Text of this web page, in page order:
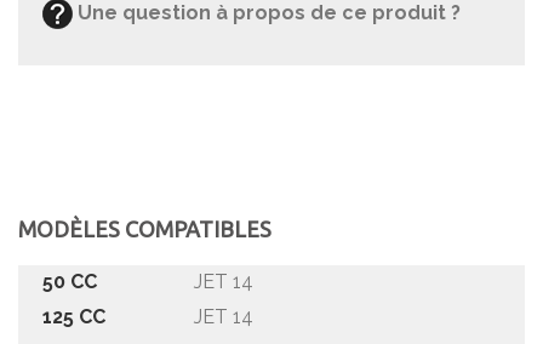
Une question à propos de ce produit ?
MODÈLES COMPATIBLES
50 CC
JET 14
125 CC
JET 14